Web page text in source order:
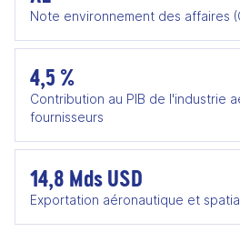
Note environnement des affaires
4,5 %
Contribution au PIB de l'industrie
fournisseurs
14,8 Mds USD
Exportation aéronautique et